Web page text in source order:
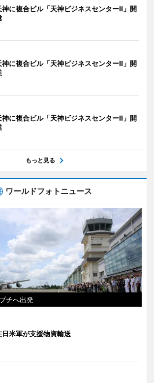
神に複合ビル「天神ビジネスセンターII」開
神に複合ビル「天神ビジネスセンターII」開
神に複合ビル「天神ビジネスセンターII」開
もっと見る
ワールドフォトニュース
チへ出発
日米軍が支援物資輸送